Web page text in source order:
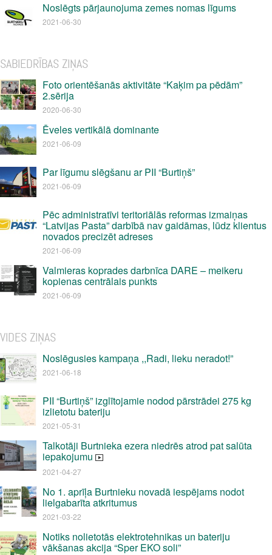
Noslēgts pārjaunojuma zemes nomas līgums
2021-06-30
SABIEDRĪBAS ZIŅAS
Foto orientēšanās aktivitāte “Kaķim pa pēdām”
2.sērija
2020-06-30
Ēveles vertikālā dominante
2021-06-09
Par līgumu slēgšanu ar PII “Burtiņš”
2021-06-09
Pēc administratīvi teritoriālās reformas izmaiņas
“Latvijas Pasta” darbībā nav gaidāmas, lūdz klientus
novados precizēt adreses
2021-06-09
Valmieras koprades darbnīca DARE – meikeru
kopienas centrālais punkts
2021-06-09
VIDES ZIŅAS
Noslēgusies kampaņa ,,Radi, lieku neradot!”
2021-06-18
PII “Burtiņš” izglītojamie nodod pārstrādei 275 kg
izlietotu bateriju
2021-05-31
Talkotāji Burtnieka ezera niedrēs atrod pat salūta
iepakojumu
2021-04-27
No 1. aprīļa Burtnieku novadā iespējams nodot
lielgabarīta atkritumus
2021-03-22
Notiks nolietotās elektrotehnikas un bateriju
vākšanas akcija “Sper EKO soli”